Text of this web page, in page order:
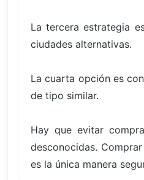
La tercera estrategia
ciudades alternativas.
La cuarta opción es
de tipo similar.
Hay que evitar
desconocidas.
es la única manera